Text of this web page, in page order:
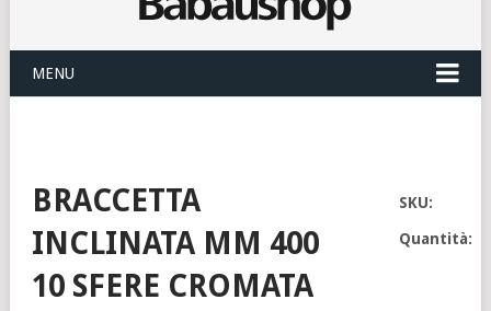
MENU
BRACCETTA
INCLINATA MM 400
10 SFERE CROMATA
SKU:
Quantità: